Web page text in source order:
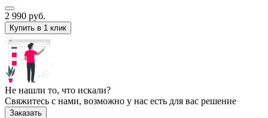
2 990 руб.
Купить в 1 клик
Не нашли то, что искали?
Свяжитесь с нами, возможно у нас есть для вас решение
Заказать